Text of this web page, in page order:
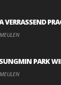
VERRASSEND
PARK